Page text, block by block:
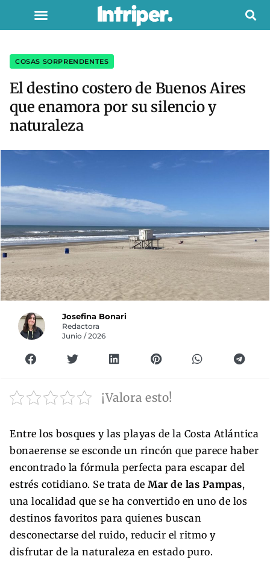
COSAS SORPRENDENTES
El destino costero de Buenos Aires
que enamora por su silencio y
naturaleza
Josefina Bonari
Redactora
Junio / 2026
¡Valora esto!
Entre los bosques y las playas de la Costa Atlántica
bonaerense se esconde un rincón que parece haber
encontrado la fórmula perfecta para escapar del
estrés cotidiano. Se trata de Mar de las Pampas,
una localidad que se ha convertido en uno de los
destinos favoritos para quienes buscan
desconectarse del ruido, reducir el ritmo y
disfrutar de la naturaleza en estado puro.